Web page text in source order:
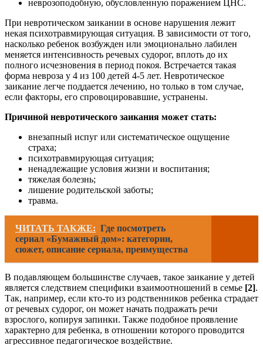
неврозоподобную, обусловленную поражением ЦНС.
При невротическом заикании в основе нарушения лежит
некая психотравмирующая ситуация. В зависимости от того,
насколько ребенок возбужден или эмоционально лабилен
меняется интенсивность речевых судорог, вплоть до их
полного исчезновения в период покоя. Встречается такая
форма невроза у 4 из 100 детей 4-5 лет. Невротическое
заикание легче поддается лечению, но только в том случае,
если факторы, его спровоцировавшие, устранены.
Причиной невротического заикания может стать:
внезапный испуг или систематическое ощущение
страха;
психотравмирующая ситуация;
ненадлежащие условия жизни и воспитания;
тяжелая болезнь;
лишение родительской заботы;
травма.
ЧИТАТЬ ТАКЖЕ: Где посмотреть
сериал «Бумажный дом»: категории,
сюжет, описание сериала, преимущества
В подавляющем большинстве случаев, такое заикание у детей
является следствием специфики взаимоотношений в семье [2].
Так, например, если кто-то из родственников ребенка страдает
от речевых судорог, он может начать подражать речи
взрослого, копируя запинки. Также подобное проявление
характерно для ребенка, в отношении которого проводится
агрессивное педагогическое воздействие.